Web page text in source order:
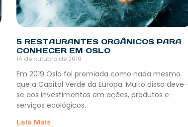
5 RESTAURANTES ORGÂNICOS PARA
CONHECER EM OSLO
14 de outubro de 2019
Em 2019 Oslo foi premiada como nada mesmo
que a Capital Verde da Europa. Muito disso deve-
se aos investimentos em ações, produtos e
serviços ecológicos.
Leia Mais